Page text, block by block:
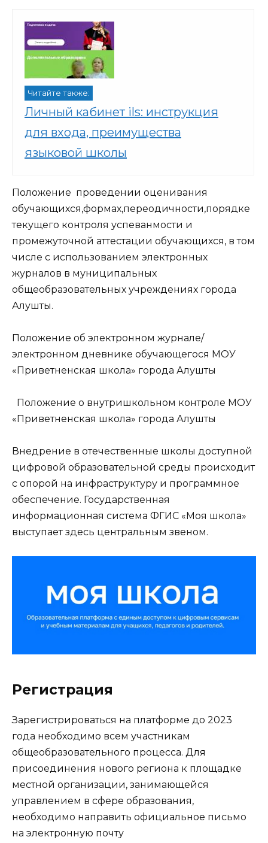
Читайте также:
Личный кабинет ils: инструкция
для входа, преимущества
языковой школы
Положение проведении оценивания
обучающихся,формах,переодичности,порядке
текущего контроля успеванмости и
промежуточной аттестации обучающихся, в том
числе с использованием электронных
журналов в муниципальных
общеобразовательных учреждениях города
Алушты.
Положение об электронном журнале/
электронном дневнике обучающегося МОУ
«Приветненская школа» города Алушты
Положение о внутришкольном контроле МОУ
«Приветненская школа» города Алушты
Внедрение в отечественные школы доступной
цифровой образовательной среды происходит
с опорой на инфраструктуру и программное
обеспечение. Государственная
информационная система ФГИС «Моя школа»
выступает здесь центральным звеном.
Регистрация
Зарегистрироваться на платформе до 2023
года необходимо всем участникам
общеобразовательного процесса. Для
присоединения нового региона к площадке
местной организации, занимающейся
управлением в сфере образования,
необходимо направить официальное письмо
на электронную почту